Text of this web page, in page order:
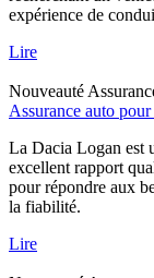
expérience de
Lire
Nouveauté
Assurance auto
La Dacia Logan est
excellent rapport
pour répondre aux
la fiabilité.
Lire